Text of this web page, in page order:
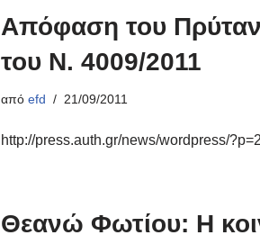
Απόφαση του
του Ν. 4009/2011
απόefd 21/09/2011
http://press.auth.gr/news/wordpress/
Θεανώ Φωτίου: Η